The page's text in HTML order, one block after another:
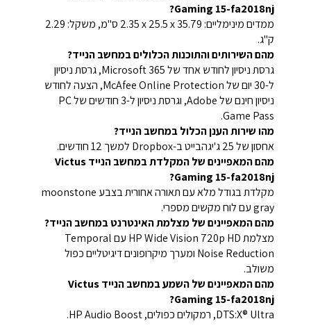
Gaming 15-fa2018nj?
ממדים מינימליים: ‎35.79 ‏x ‏25.5 x ‏2.35 ס"מ, משקל: 2.29
ק"ג.
מהם השירותים והתוכנות הכלולים במחשב הנייד?
גרסת ניסיון לחודש אחד של Microsoft 365, גרסת ניסיון
ל-30 יום של McAfee Online Protection, הצעה לחודש
ניסיון חינם של Adobe, וגרסת ניסיון ל-3 חודשים של PC
Game Pass.
מהו שירות הענן הכלול במחשב הנייד?
אחסון של ‎25 ג'יגהבייט ב-Dropbox למשך 12 חודשים.
מהם המאפיינים של המקלדת במחשב הנייד Victus
Gaming 15-fa2018nj?
מקלדת בגודל מלא עם תאורה אחורית בצבע moonstone
gray עם לוח מקשים מספרי.
מהם המאפיינים של מצלמת האינטרנט במחשב הנייד?
מצלמת HP Wide Vision 720p HD עם Temporal
Noise Reduction ומערך מיקרופונים דיגיטליים כפול
משולב.
מהם המאפיינים של השמע במחשב הנייד Victus
Gaming 15-fa2018nj?
DTS:X® Ultra, רמקולים כפולים, HP Audio Boost.